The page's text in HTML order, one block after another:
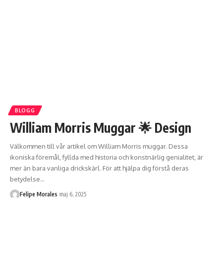
BLOGG
William Morris Muggar 🌟 Design
Välkommen till vår artikel om William Morris muggar. Dessa
ikoniska föremål, fyllda med historia och konstnärlig genialitet, är
mer än bara vanliga drickskärl. För att hjälpa dig förstå deras
betydelse…
Felipe Morales maj 6, 2025